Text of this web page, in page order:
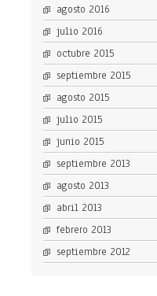
agosto 2016
julio 2016
octubre 2015
septiembre 2015
agosto 2015
julio 2015
junio 2015
septiembre 2013
agosto 2013
abril 2013
febrero 2013
septiembre 2012